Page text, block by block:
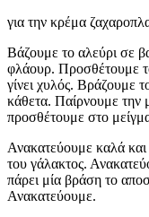
για την κρέμα
Βάζουμε το αλεύρι σε
φλάουρ. Προσθέτουμε
γίνει χυλός. Βράζουμε
κάθετα. Παίρνουμε την
προσθέτουμε στο
Ανακατεύουμε καλά
του γάλακτος.
πάρει μία βράση το
Ανακατεύουμε.